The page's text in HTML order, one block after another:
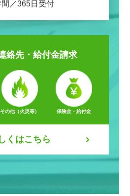
間／365日受付
絡先・給付金請求
その他（火災等） 保険金・給付金
くはこちら